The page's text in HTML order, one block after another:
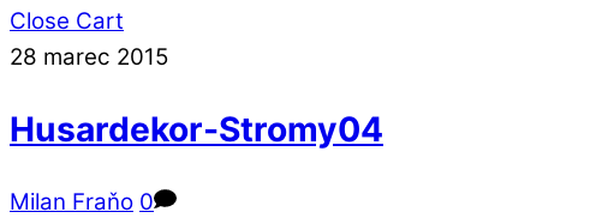
Close Cart
28 marec 2015
Husardekor-Stromy04
Milan Fraňo 0